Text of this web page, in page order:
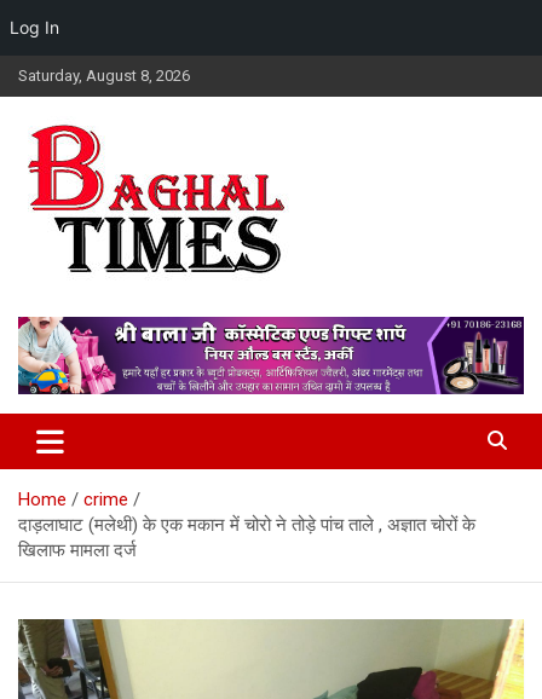
Log In
Skip
to
Saturday, August 8, 2026
Baghal Times : Breaking News,
Himachal Hindi News, Latest
Himachal News, HP News.
Financial And Business News, Sports, Automobile, Entertainment,
Latest Gadget News, Lifestyle, Health, And Latest Updates From
Around The World.
Home
crime
दाड़लाघाट (मलेथी) के एक मकान में चोरो ने तोड़े पांच ताले , अज्ञात चोरों के
खिलाफ मामला दर्ज